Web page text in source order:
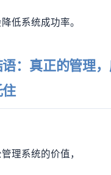
低系统成功率。
：真正的管理
理系统的价值，